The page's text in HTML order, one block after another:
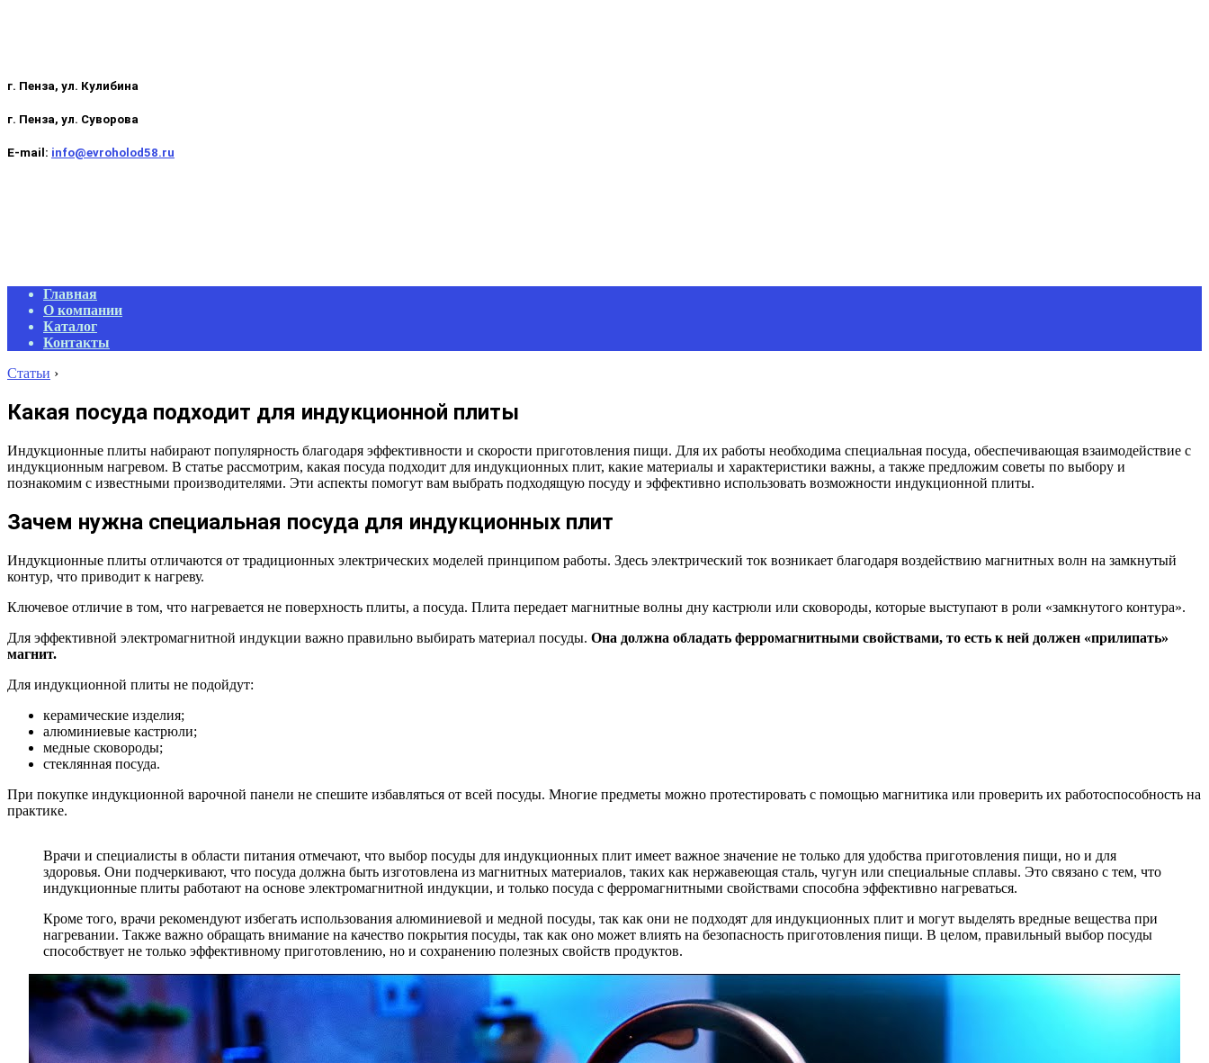
г. Пенза, ул. Кулибина
г. Пенза, ул. Суворова
E-mail: info@evroholod58.ru
Primary
Navigation
Menu
Главная
О компании
Каталог
Контакты
Статьи ›
Какая посуда подходит для индукционной плиты
Индукционные плиты набирают популярность благодаря эффективности и скорости приготовления пищи. Для их работы необходима специальная посуда, обеспечивающая взаимодействие с
индукционным нагревом. В статье рассмотрим, какая посуда подходит для индукционных плит, какие материалы и характеристики важны, а также предложим советы по выбору и
познакомим с известными производителями. Эти аспекты помогут вам выбрать подходящую посуду и эффективно использовать возможности индукционной плиты.
Зачем нужна специальная посуда для индукционных плит
Индукционные плиты отличаются от традиционных электрических моделей принципом работы. Здесь электрический ток возникает благодаря воздействию магнитных волн на замкнутый
контур, что приводит к нагреву.
Ключевое отличие в том, что нагревается не поверхность плиты, а посуда. Плита передает магнитные волны дну кастрюли или сковороды, которые выступают в роли «замкнутого контура».
Для эффективной электромагнитной индукции важно правильно выбирать материал посуды. Она должна обладать ферромагнитными свойствами, то есть к ней должен «прилипать»
магнит.
Для индукционной плиты не подойдут:
керамические изделия;
алюминиевые кастрюли;
медные сковороды;
стеклянная посуда.
При покупке индукционной варочной панели не спешите избавляться от всей посуды. Многие предметы можно протестировать с помощью магнитика или проверить их работоспособность на
практике.
Врачи и специалисты в области питания отмечают, что выбор посуды для индукционных плит имеет важное значение не только для удобства приготовления пищи, но и для
здоровья. Они подчеркивают, что посуда должна быть изготовлена из магнитных материалов, таких как нержавеющая сталь, чугун или специальные сплавы. Это связано с тем, что
индукционные плиты работают на основе электромагнитной индукции, и только посуда с ферромагнитными свойствами способна эффективно нагреваться.
Кроме того, врачи рекомендуют избегать использования алюминиевой и медной посуды, так как они не подходят для индукционных плит и могут выделять вредные вещества при
нагревании. Также важно обращать внимание на качество покрытия посуды, так как оно может влиять на безопасность приготовления пищи. В целом, правильный выбор посуды
способствует не только эффективному приготовлению, но и сохранению полезных свойств продуктов.